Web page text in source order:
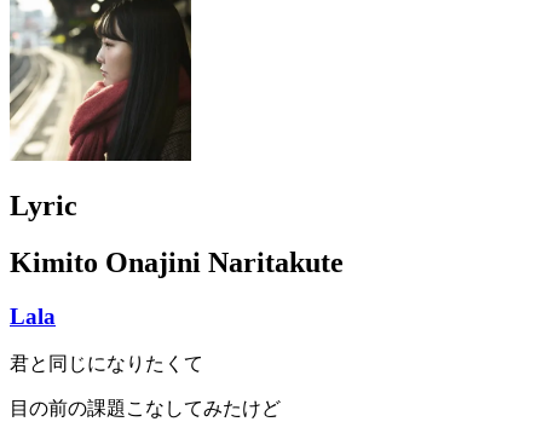
Lyric
Kimito Onajini Naritakute
Lala
君と同じになりたくて
目の前の課題こなしてみたけど